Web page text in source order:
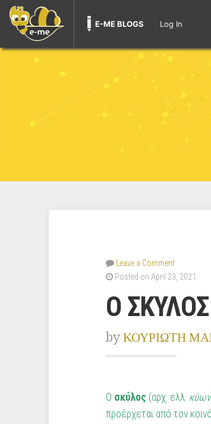
E-ME BLOGS Log In
Leave a Comment
Posted on April 23, 2021
Ο ΣΚΥΛΟΣ
by ΚΟΥΡΙΩΤΗ
O σκύλος (αρχ. ελλ. κύων
προέρχεται από τον κοινό